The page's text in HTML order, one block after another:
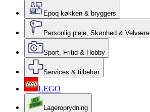
Epoq køkken & bryggers
Personlig pleje, Skønhed & Velvære
Sport, Fritid & Hobby
Services & tilbehør
LEGO
Lageroprydning